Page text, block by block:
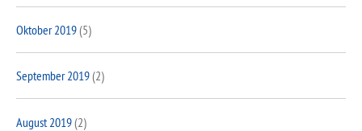
Oktober 2019(5)
September 2019(2)
August 2019(2)